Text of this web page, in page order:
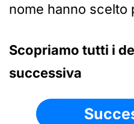
nome hanno scelto
Scopriamo tutti i
successiva